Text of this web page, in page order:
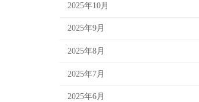
2025年10月
2025年9月
2025年8月
2025年7月
2025年6月